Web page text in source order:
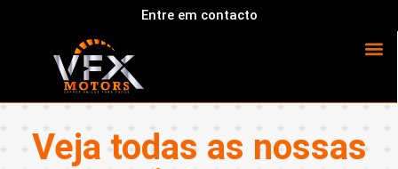
Entre em contacto
Veja todas as nossas